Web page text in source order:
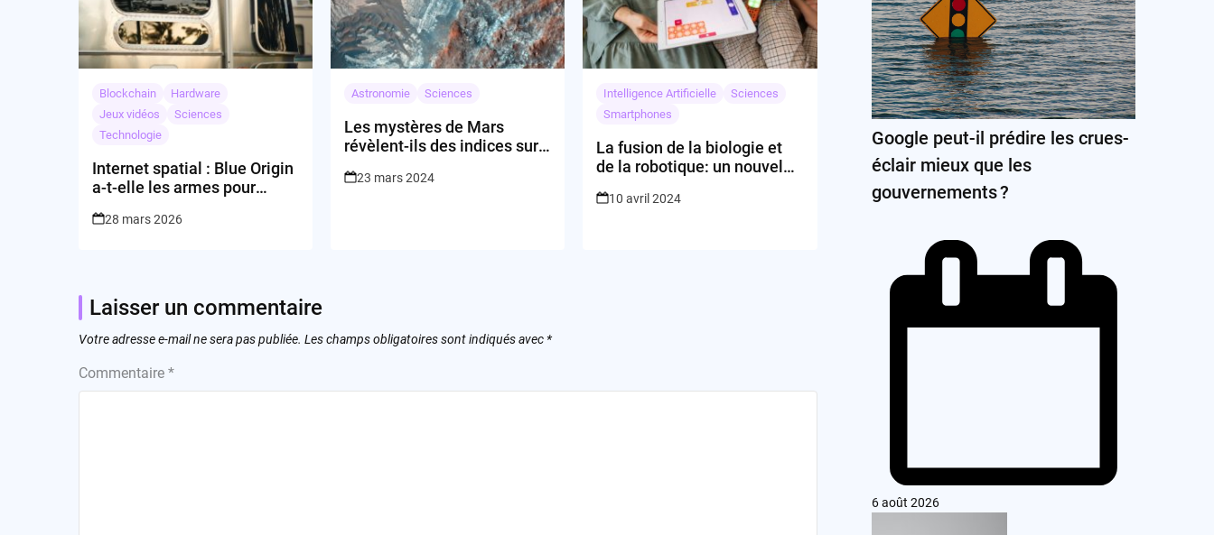
Blockchain
Hardware
Jeux vidéos
Sciences
Technologie
Internet spatial : Blue Origin
a-t-elle les armes pour
28 mars 2026
Astronomie Sciences
Les mystères de Mars
révèlent-ils des indices sur
23 mars 2024
Intelligence Artificielle
Sciences
Smartphones
La fusion de la biologie et
de la robotique: un nouvel
10 avril 2024
Laisser un commentaire
Votre adresse e-mail ne sera pas publiée. Les champs obligatoires sont indiqués avec *
Commentaire *
Google peut-il prédire les crues-
éclair mieux que les
gouvernements ?
6 août 2026